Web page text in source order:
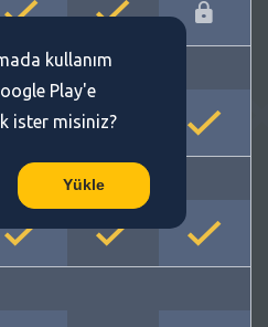
kullanım
Play'e
ister misiniz?
Yükle